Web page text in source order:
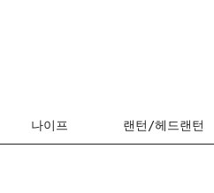
나이프 랜턴/헤드랜턴